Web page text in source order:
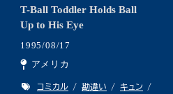
T-Ball Toddler Holds Ball
Up to His Eye
1995/08/17
アメリカ
コミカル 勘違い
キュン